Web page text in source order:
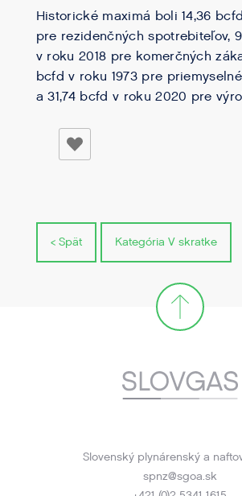
Historické maximá boli 14,36
pre rezidenčných spotrebiteľov,
v roku 2018 pre komerčných
bcfd v roku 1973 pre
a 31,74 bcfd v roku 2020 pre
< Spät Kategória V skratke
Slovenský plynárenský a
spnz@sgoa.sk